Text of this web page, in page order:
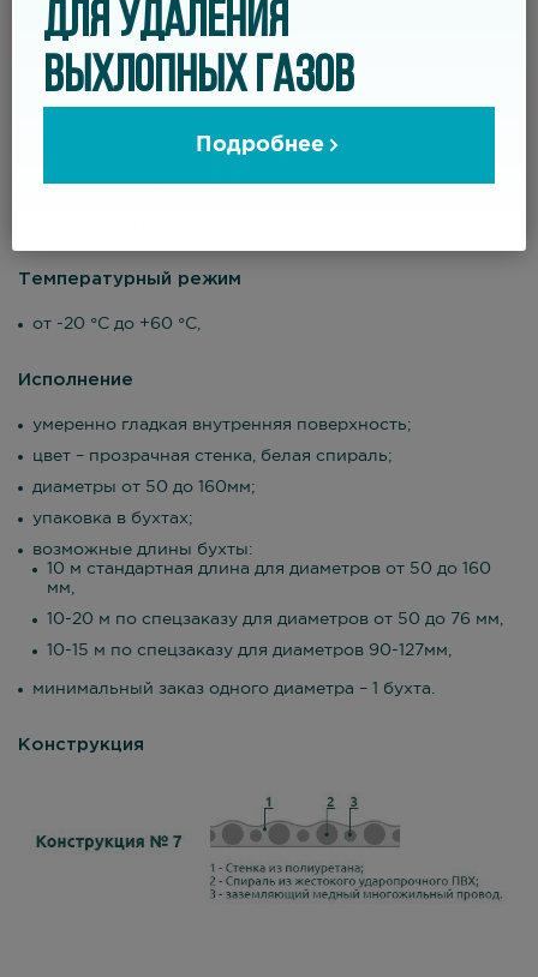
абразивам;
Температурный режим
от -20 °С до +60 °С,
Исполнение
умеренно гладкая внутренняя поверхность;
цвет – прозрачная стенка, белая спираль;
диаметры от 50 до 160мм;
упаковка в бухтах;
возможные длины бухты:
10 м стандартная длина для диаметров от 50 до 160
мм,
10-20 м по спецзаказу для диаметров от 50 до 76 мм,
10-15 м по спецзаказу для диаметров 90-127мм,
минимальный заказ одного диаметра – 1 бухта.
Конструкция
ДЛЯ УДАЛЕНИЯ
ВЫХЛОПНЫХ ГАЗОВ
Подробнее